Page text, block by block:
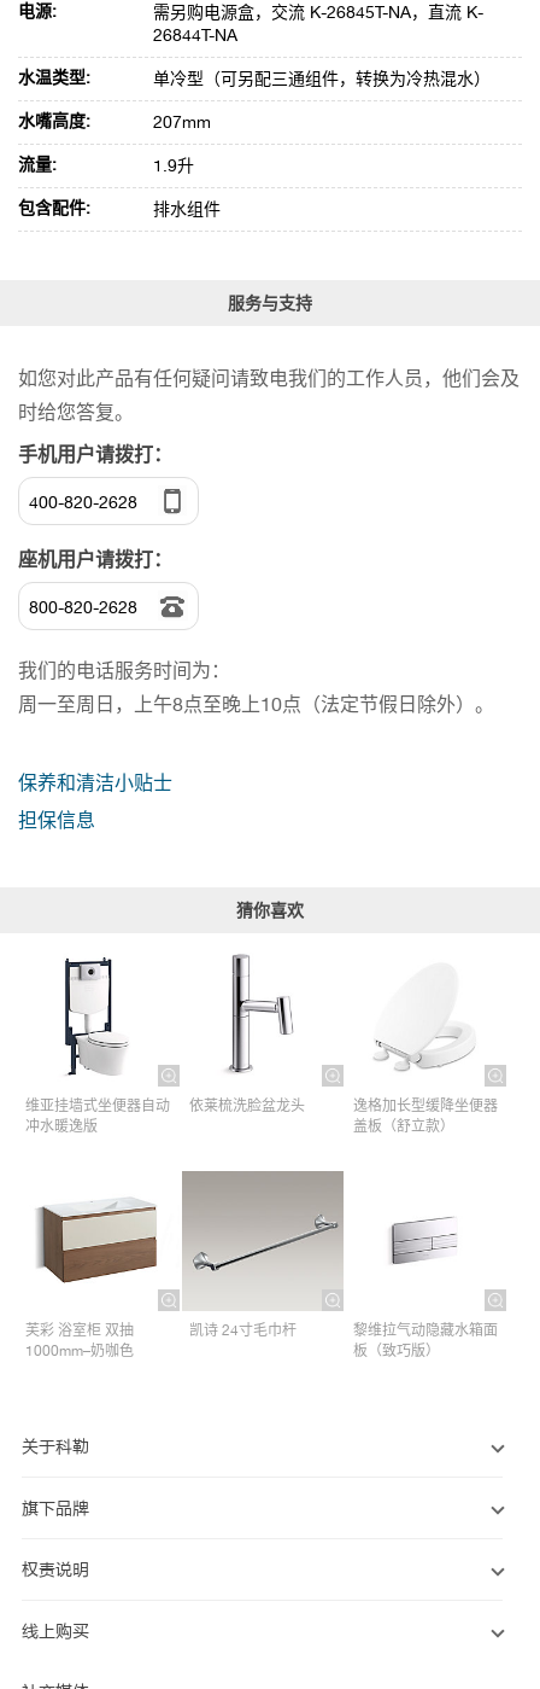
电源:
需另购电源盒，交流 K-26845T-NA，直流 K-
26844T-NA
水温类型: 单冷型（可另配三通组件，转换为冷热混水）
水嘴高度: 207mm
流量: 1.9升
包含配件: 排水组件
服务与支持
如您对此产品有任何疑问请致电我们的工作人员，他们会及
时给您答复。
手机用户请拨打：
400-820-2628
座机用户请拨打：
800-820-2628
我们的电话服务时间为：
周一至周日，上午8点至晚上10点（法定节假日除外）。
保养和清洁小贴士
担保信息
猜你喜欢
维亚挂墙式坐便器自动
冲水暖逸版
依莱梳洗脸盆龙头
逸格加长型缓降坐便器
盖板（舒立款）
芙彩 浴室柜 双抽
1000mm–奶咖色
凯诗 24寸毛巾杆​
黎维拉气动隐藏水箱面
板（致巧版）
关于科勒
旗下品牌
权责说明
线上购买